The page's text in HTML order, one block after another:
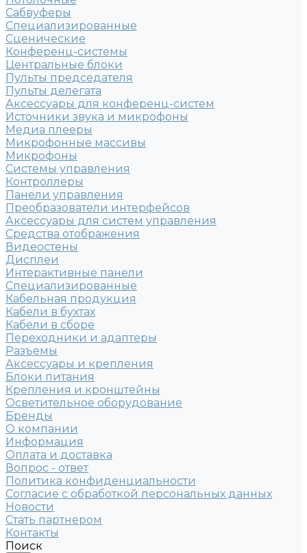
Сабвуферы
Специализированные
Сценические
Конференц-системы
Центральные блоки
Пульты председателя
Пульты делегата
Аксессуары для конференц-систем
Источники звука и микрофоны
Медиа плееры
Микрофонные массивы
Микрофоны
Системы управления
Контроллеры
Панели управления
Преобразователи интерфейсов
Аксессуары для систем управления
Средства отображения
Видеостены
Дисплеи
Интерактивные панели
Специализированные
Кабельная продукция
Кабели в бухтах
Кабели в сборе
Переходники и адаптеры
Разъемы
Аксессуары и крепления
Блоки питания
Крепления и кронштейны
Осветительное оборудование
Бренды
О компании
Информация
Оплата и доставка
Вопрос - ответ
Политика конфиденциальности
Согласие с обработкой персональных данных
Новости
Стать партнером
Контакты
Поиск